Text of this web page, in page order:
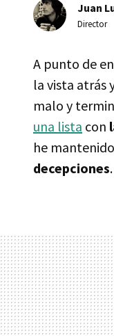
Juan
Director
A punto de
la vista atrás
malo y
una lista con
he
decepciones.